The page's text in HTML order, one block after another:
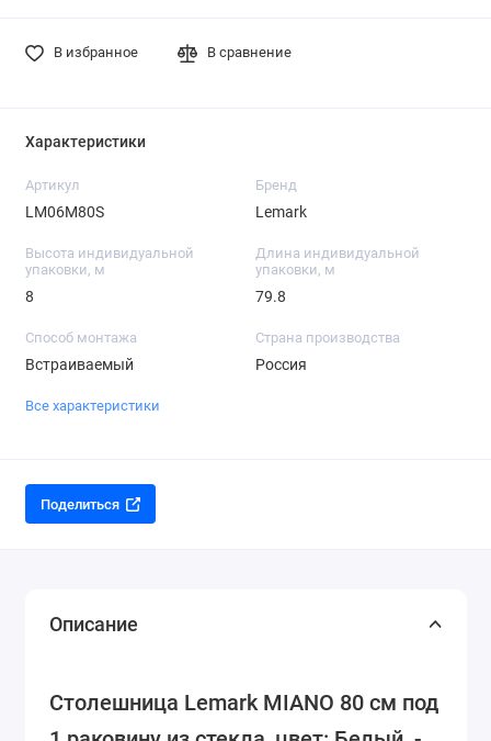
В избранное В сравнение
Характеристики
Артикул
LM06M80S
Бренд
Lemark
Высота индивидуальной
упаковки, м
8
Длина индивидуальной
упаковки, м
79.8
Способ монтажа
Встраиваемый
Страна производства
Россия
Все характеристики
Поделиться
Описание
Столешница Lemark MIANO 80 см под